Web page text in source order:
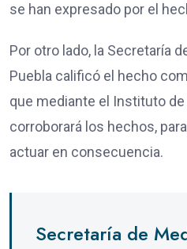
se han expresado por el
Por otro lado, la Secretaría
Puebla calificó el hecho
que mediante el Instituto de
corroborará los hechos,
actuar en consecuencia.
Secretaría de